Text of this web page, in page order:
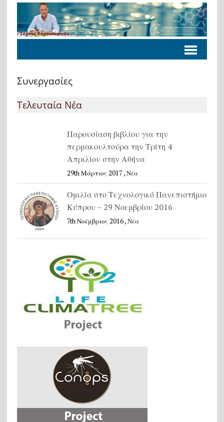
Συνεργασίες
Τελευταία Νέα
Παρουσίαση βιβλίου για την
περμακουλτούρα την Τρίτη 4
Απριλίου στην Αθήνα
29th Μάρτιος 2017 ,Νέα
Ομιλία στο Τεχνολογικό Πανεπιστήμιο
Κύπρου – 29 Νοεμβρίου 2016
7th Νοέμβριος 2016 ,Νέα